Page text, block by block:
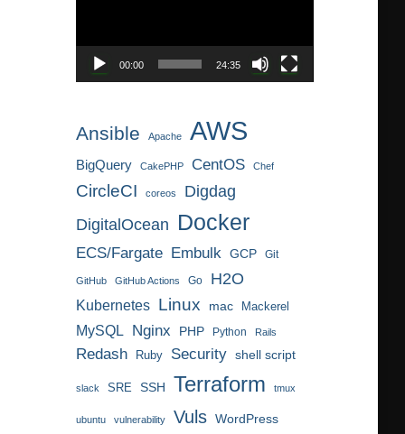
00:00 24:35
Ansible Apache AWS
BigQuery CakePHP CentOS Chef
CircleCI coreos
Digdag
DigitalOcean Docker
ECS/Fargate Embulk GCP Git
GitHub GitHub Actions Go H2O
Kubernetes Linux mac Mackerel
MySQL Nginx PHP Python Rails
Redash Ruby Security shell script
slack SRE SSH Terraform tmux
ubuntu vulnerability Vuls WordPress